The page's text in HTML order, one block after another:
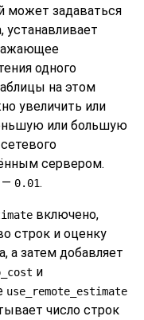
может задаваться
устанавливает
одного
на этом
увеличить или
или большую
сервером.
— 0.01.
включено,
строк и оценку
а затем добавляет
и
use_remote_estimate
число строк